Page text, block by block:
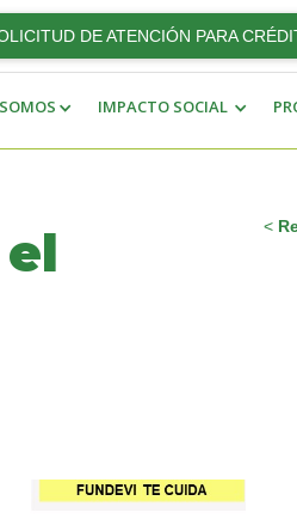
DE ATENCIÓN PARA
IMPACTO SOCIAL
<